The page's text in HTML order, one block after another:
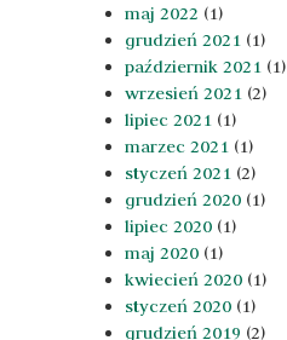
maj 2022 (1)
grudzień 2021 (1)
październik 2021 (1)
wrzesień 2021 (2)
lipiec 2021 (1)
marzec 2021 (1)
styczeń 2021 (2)
grudzień 2020 (1)
lipiec 2020 (1)
maj 2020 (1)
kwiecień 2020 (1)
styczeń 2020 (1)
grudzień 2019 (2)